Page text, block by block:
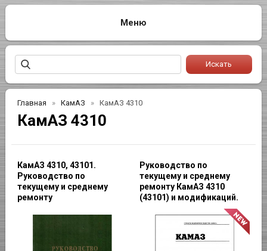
Главная КамАЗ КамАЗ 4310
КамАЗ 4310
КамАЗ 4310, 43101.
Руководство по
текущему и среднему
ремонту
Руководство по
текущему и среднему
ремонту КамАЗ 4310
(43101) и модификаций.